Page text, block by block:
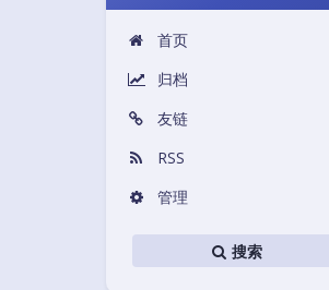
首页
归档
友链
RSS
管理
搜索